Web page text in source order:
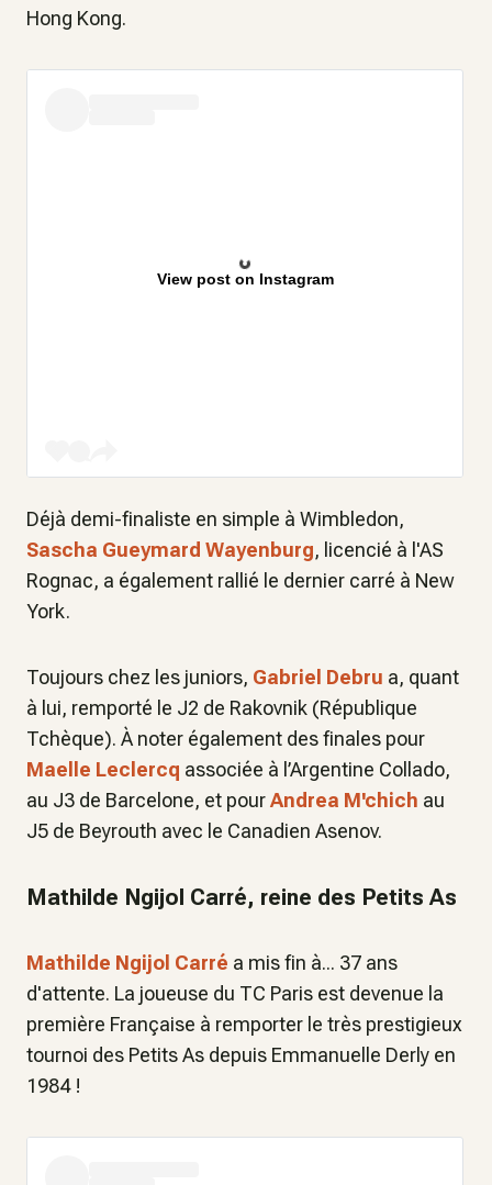
Hong Kong.
View post on Instagram
Déjà demi-finaliste en simple à Wimbledon,
Sascha Gueymard Wayenburg, licencié à l'AS
Rognac, a également rallié le dernier carré à New
York.
Toujours chez les juniors, Gabriel Debru a, quant
à lui, remporté le J2 de Rakovnik (République
Tchèque). À noter également des finales pour
Maelle Leclercq associée à l’Argentine Collado,
au J3 de Barcelone, et pourAndrea M'chich au
J5 de Beyrouth avec le Canadien Asenov.
Mathilde Ngijol Carré, reine des Petits As
Mathilde Ngijol Carré a mis fin à... 37 ans
d'attente. La joueuse du TC Paris est devenue la
première Française à remporter le très prestigieux
tournoi des Petits As depuis Emmanuelle Derly en
1984 !